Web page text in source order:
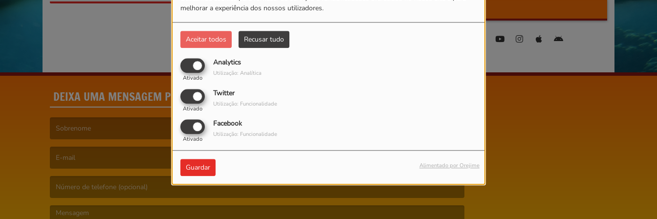
melhorar a experiência dos nossos utilizadores.
Aceitar todos Recusar tudo
Analytics
Ativado
Utilização: Analítica
Twitter
Ativado
Utilização: Funcionalidade
Facebook
Ativado
Utilização: Funcionalidade
Guardar Alimentado por Orejime
DEIXA UMA MENSAGEM POR FAVOR